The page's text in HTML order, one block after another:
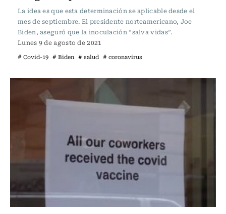
La idea es que esta determinación se aplicable desde el
mes de septiembre. El presidente norteamericano, Joe
Biden, aseguró que la inoculación “salva vidas”.
Lunes 9 de agosto de 2021
# Covid-19 # Biden # salud # coronavirus